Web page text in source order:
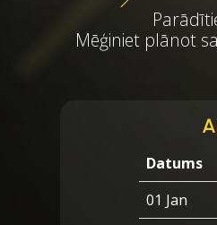
Mēģiniet plānot
Datums
01 Jan